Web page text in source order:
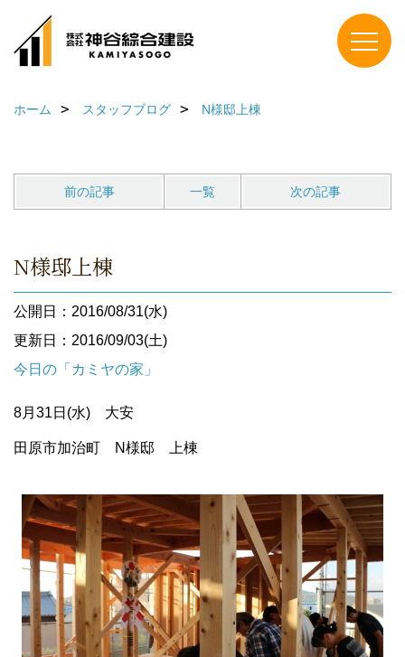
ホーム スタッフブログ N様邸上棟
前の記事 一覧 次の記事
N様邸上棟
公開日：2016/08/31(水)
更新日：2016/09/03(土)
今日の「カミヤの家」
8月31日(水) 大安
田原市加治町 N様邸 上棟